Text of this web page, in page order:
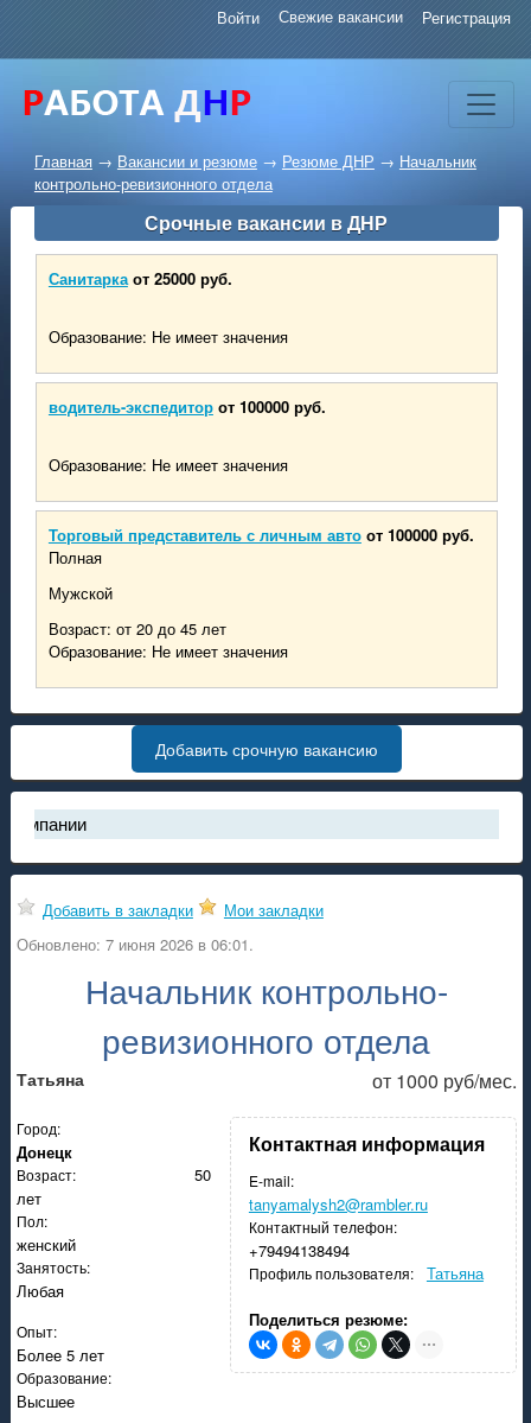
Войти Свежие вакансии Регистрация
Главная → Вакансии и резюме→ Резюме ДНР → Начальник
контрольно-ревизионного отдела
Срочные вакансии в ДНР
Санитарка от 25000 руб.
Образование: Не имеет значения
водитель-экспедитор от 100000 руб.
Образование: Не имеет значения
Торговый представитель с личным авто от 100000 руб.
Полная
Мужской
Возраст: от 20 до 45 лет
Образование: Не имеет значения
Добавить срочную вакансию
рабочие специальности за первый
«работа ДНР» снова доступно в Play Market
баланс аккаунта на проекте "работа ДНР"
в России и Украине
вакансии в ДНР на 2021 год от Центра Занятости ДНР
вакансии
приложение проекта РАБОТА ДНР
Добавить в закладки
Мои закладки
Обновлено: 7 июня 2026 в 06:01.
Начальник контрольно-
ревизионного отдела
Татьяна от 1000 руб/мес.
Город:
Донецк
Возраст:
50
лет
Пол:
женский
Занятость:
Любая
Опыт:
Более 5 лет
Образование:
Высшее
Контактная информация
E-mail:
tanyamalysh2@rambler.ru
Контактный телефон:
+79494138494
Профиль пользователя: Татьяна
Поделиться резюме: